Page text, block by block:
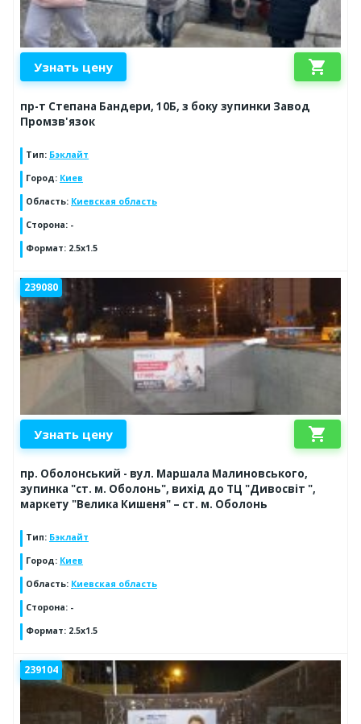
Узнать цену shopping_cart
пр-т Степана Бандери, 10Б, з боку зупинки Завод
Промзв'язок
Тип: Бэклайт
Город: Киев
Область: Киевская область
Сторона: -
Формат: 2.5x1.5
239080
Узнать цену shopping_cart
пр. Оболонський - вул. Маршала Малиновського,
зупинка "ст. м. Оболонь", вихід до ТЦ "Дивосвіт ",
маркету "Велика Кишеня" – ст. м. Оболонь
Тип: Бэклайт
Город: Киев
Область: Киевская область
Сторона: -
Формат: 2.5x1.5
239104